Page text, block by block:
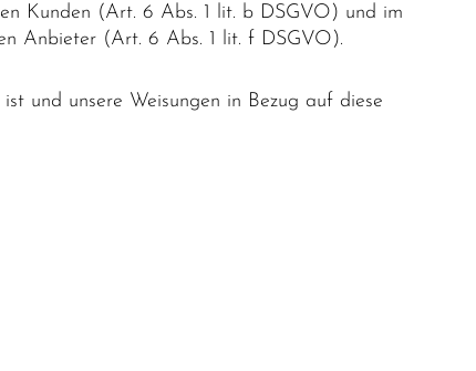
Kunden (Art. 6 Abs. 1 lit. b DSGVO) und im
Anbieter (Art. 6 Abs. 1 lit. f DSGVO).
und unsere Weisungen in Bezug auf diese